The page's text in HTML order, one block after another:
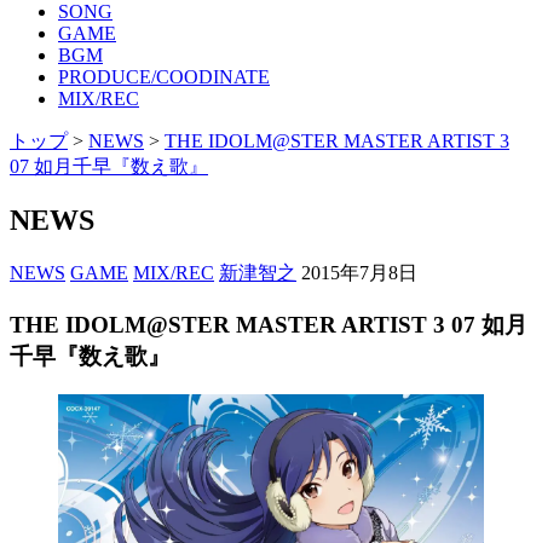
SONG
GAME
BGM
PRODUCE/COODINATE
MIX/REC
トップ> NEWS > THE IDOLM@STER MASTER ARTIST 3
07 如月千早『数え歌』
NEWS
NEWS GAME MIX/REC 新津智之 2015年7月8日
THE IDOLM@STER MASTER ARTIST 3 07 如月
千早『数え歌』